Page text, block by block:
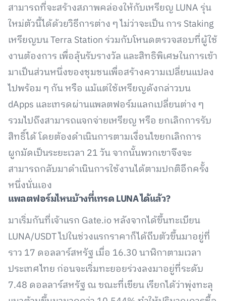
สามารถที่จะสร้างสภาพคล่องให้กับเหรียญ LUNA รุ่น
ใหม่ตัวนี้ได้ด้วยวิธีการต่าง ๆ ไม่ว่าจะเป็น การ Staking
เหรียญบน Terra Station ร่วมกับโหนดตรวจสอบที่ผู้ใช้
งานต้องการ เพื่อลุ้นรับรางวัล และสิทธิพิเศษในการเข้า
มาเป็นส่วนหนึ่งของชุมชนเพื่อสร้างความเปลี่ยนแปลง
ไปพร้อม ๆ กัน หรือ แม้แต่ใช้เหรียญดังกล่าวบน
dApps และเทรดผ่านแพลตฟอร์มแลกเปลี่ยนต่าง ๆ
รวมไปถึงสามารถแจกจ่ายเหรียญ หรือ ยกเลิกการรับ
สิทธิ์ได้ โดยต้องดำเนินการตามเงื่อนไขยกเลิกการ
ผูกมัดเป็นระยะเวลา 21 วัน จากนั้นพวกเขาจึงจะ
สามารถกลับมาดำเนินการใช้งานได้ตามปกติอีกครั้ง
หนึ่งนั่นเอง
แพลตฟอร์มไหนบ้างที่เทรด LUNA ได้แล้ว?
มาเริ่มกันที่เจ้าแรก Gate.io หลังจากได้ขึ้นทะเบียน
LUNA/USDT ไปในช่วงแรกราคาก็ได้ถีบตัวขึ้นมาอยู่ที่
ราว 17 ดอลลาร์สหรัฐ เมื่อ 16.30 นาฬิกาตามเวลา
ประเทศไทย ก่อนจะเริ่มทะยอยร่วงลงมาอยู่ที่ระดับ
7.48 ดอลลาร์สหรัฐ ณ ขณะที่เขียน เรียกได้ว่าพุ่งทะลุ